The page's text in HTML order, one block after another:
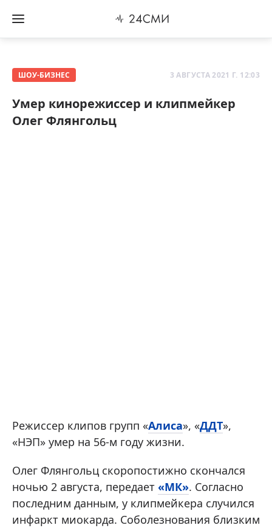
ШОУ-БИЗНЕС 3 АВГУСТА 2021 Г. 12:03
Умер кинорежиссер и клипмейкер
Олег Флянгольц
Режиссер клипов групп «Алиса», «ДДТ»,
«НЭП» умер на 56-м году жизни.
Олег Флянгольц скоропостижно скончался
ночью 2 августа, передает «МК». Согласно
последним данным, у клипмейкера случился
инфаркт миокарда. Соболезнования близким